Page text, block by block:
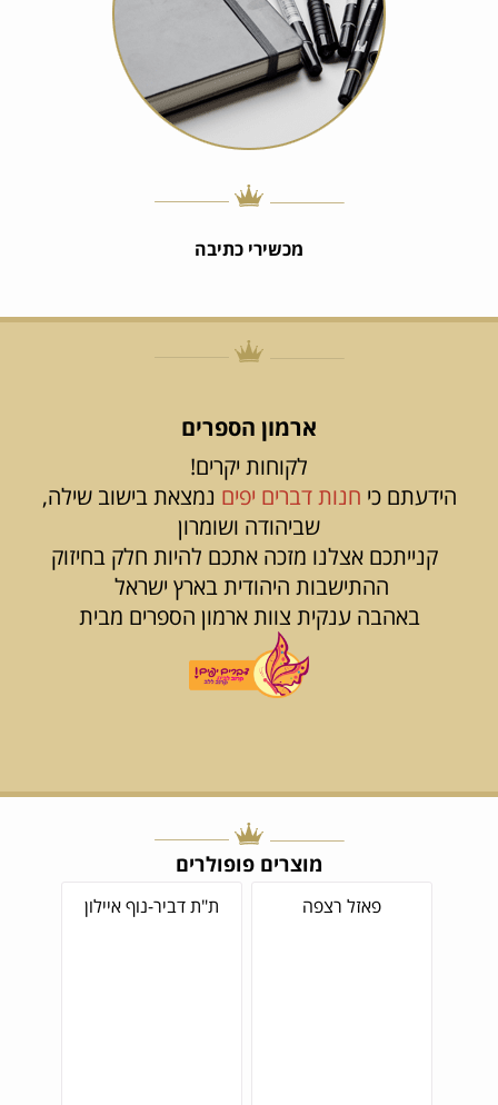
מכשירי כתיבה
ארמון הספרים
לקוחות יקרים!
הידעתם כי חנות דברים יפים נמצאת בישוב שילה,
שביהודה ושומרון
קנייתכם אצלנו מזכה אתכם להיות חלק בחיזוק
ההתישבות היהודית בארץ ישראל
באהבה ענקית צוות ארמון הספרים מבית
מוצרים פופולרים
פאזל רצפה ת"ת דביר-נוף איילון